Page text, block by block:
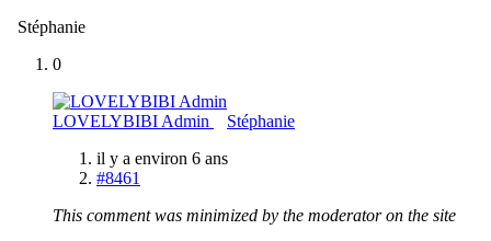
Stéphanie
0
LOVELYBIBI Admin
Stéphanie
il y a environ 6 ans
#8461
This comment was minimized by the moderator on the site